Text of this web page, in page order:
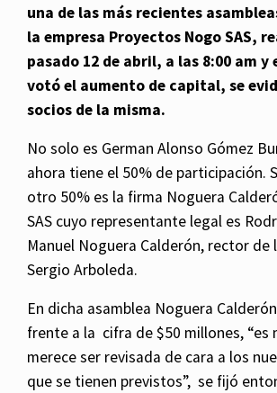
una de las más recientes
la empresa Proyectos Nogo SAS,
pasado 12 de abril, a las 8:00 am y
votó el aumento de capital, se
socios de la misma.
No solo es German Alonso Gómez
ahora tiene el 50% de participación.
otro 50% es la firma Noguera
SAS cuyo representante legal es
Manuel Noguera Calderón, rector de
Sergio Arboleda.
En dicha asamblea Noguera
frente a la cifra de $50 millones, “es
merece ser revisada de cara a los
que se tienen previstos”, se fijó